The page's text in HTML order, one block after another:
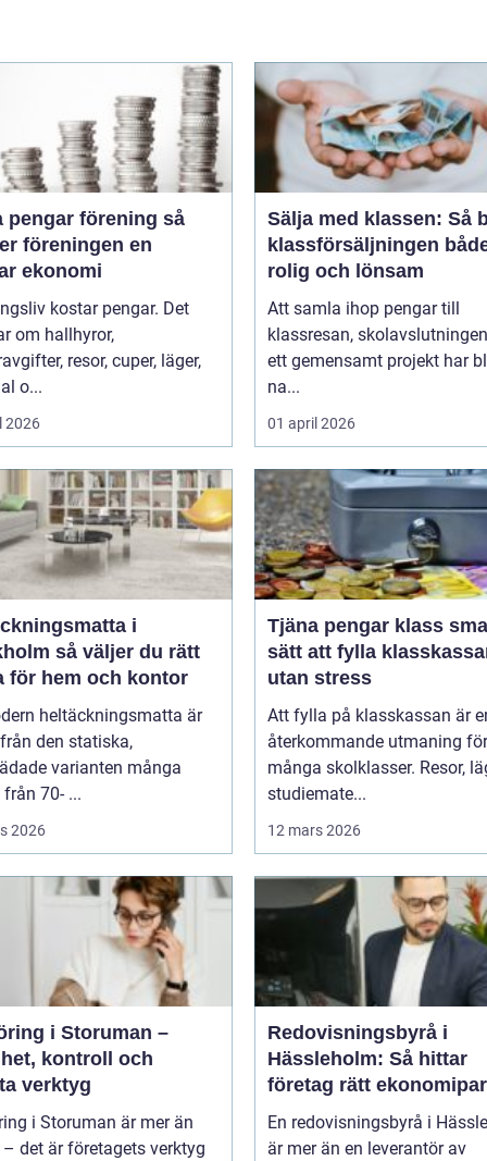
förening så
föreningen en
ekonomi
kostar pengar. Det
om hallhyror,
resor, cuper, läger,
o...
2026
Sälja med klassen: Så
klassförsäljningen
rolig och lönsam
Att samla ihop pengar till
klassresan,
ett gemensamt projekt har
na...
01 april 2026
i
du rätt
för hem och kontor
heltäckningsmatta är
den statiska,
varianten många
70- ...
2026
Tjäna pengar klass smarta
sätt att fylla
utan stress
Att fylla på klasskassan är
återkommande utmaning för
många skolklasser. Resor,
studiemate...
12 mars 2026
i Storuman –
kontroll och
verktyg
i Storuman är mer än
det är företagets verktyg
Redovisningsbyrå i
Hässleholm: Så hittar
företag rätt
En redovisningsbyrå i
är mer än en leverantör av